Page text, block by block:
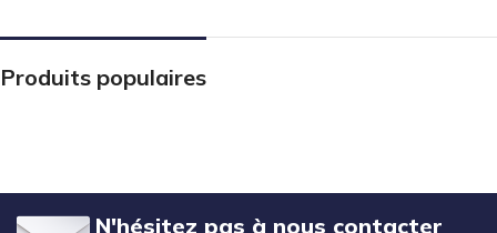
Produits populaires
N'hésitez pas à nous contacter